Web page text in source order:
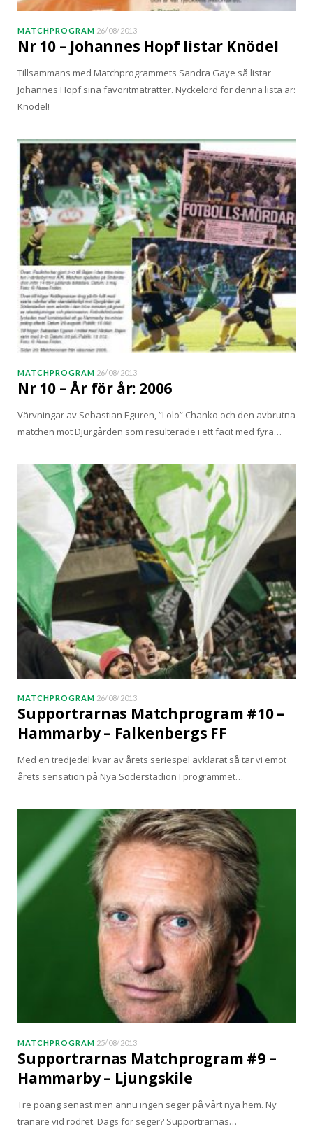
MATCHPROGRAM 26/08/2013
Nr 10 – Johannes Hopf listar Knödel
Tillsammans med Matchprogrammets Sandra Gaye så listar
Johannes Hopf sina favoritmaträtter. Nyckelord för denna lista är:
Knödel!
MATCHPROGRAM 26/08/2013
Nr 10 – År för år: 2006
Värvningar av Sebastian Eguren, ”Lolo” Chanko och den avbrutna
matchen mot Djurgården som resulterade i ett facit med fyra…
MATCHPROGRAM 26/08/2013
Supportrarnas Matchprogram #10 –
Hammarby – Falkenbergs FF
Med en tredjedel kvar av årets seriespel avklarat så tar vi emot
årets sensation på Nya Söderstadion I programmet…
MATCHPROGRAM 25/08/2013
Supportrarnas Matchprogram #9 –
Hammarby – Ljungskile
Tre poäng senast men ännu ingen seger på vårt nya hem. Ny
tränare vid rodret. Dags för seger? Supportrarnas…